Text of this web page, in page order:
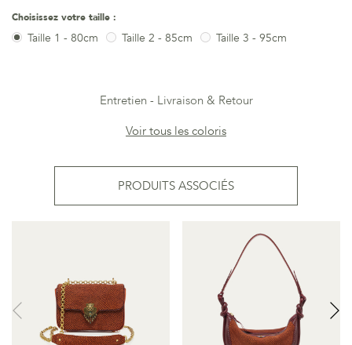
Choisissez votre taille :
Taille 1 - 80cm Taille 2 - 85cm Taille 3 - 95cm
Entretien
Livraison & Retour
Voir tous les coloris
PRODUITS ASSOCIÉS